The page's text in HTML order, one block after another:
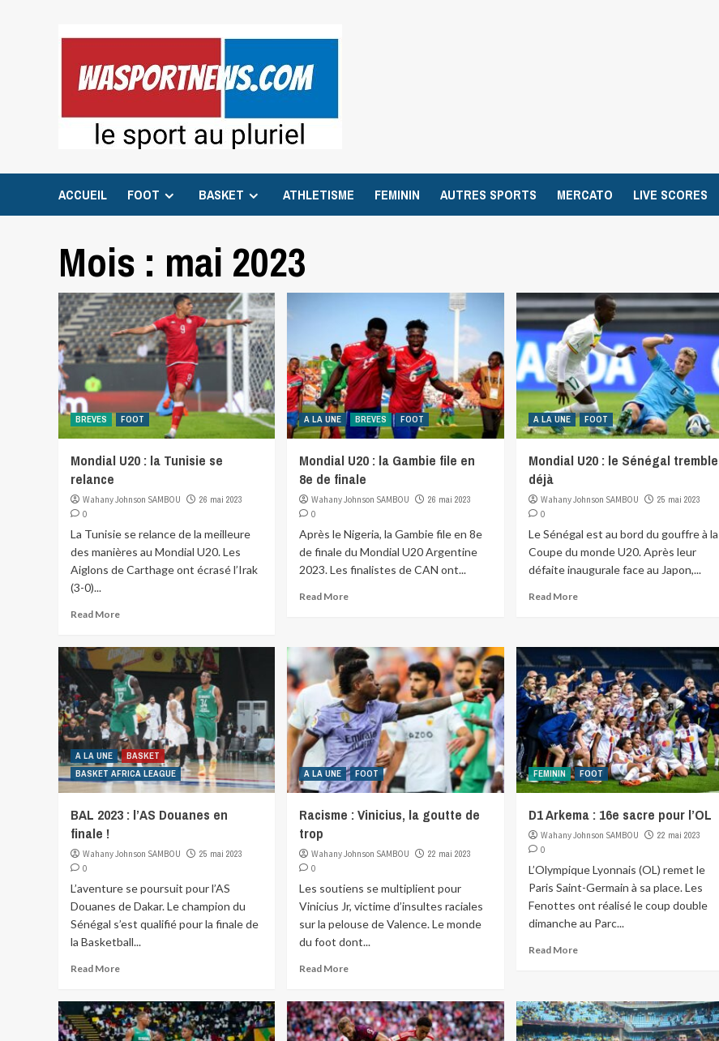
ACCUEIL FOOT BASKET ATHLETISME FEMININ AUTRES SPORTS MERCATO LIVE SCORES
Mois : mai 2023
BREVES FOOT
Mondial U20 : la Tunisie se
relance
Wahany Johnson SAMBOU
26 mai 2023
0
La Tunisie se relance de la meilleure
des manières au Mondial U20. Les
Aiglons de Carthage ont écrasé l’Irak
(3-0)...
Read More
A LA UNE BREVES FOOT
Mondial U20 : la Gambie file en
8e de finale
Wahany Johnson SAMBOU
26 mai 2023
0
Après le Nigeria, la Gambie file en 8e
de finale du Mondial U20 Argentine
2023. Les finalistes de CAN ont...
Read More
A LA UNE FOOT
Mondial U20 : le Sénégal tremble
déjà
Wahany Johnson SAMBOU
25 mai 2023
0
Le Sénégal est au bord du gouffre à la
Coupe du monde U20. Après leur
défaite inaugurale face au Japon,...
Read More
A LA UNE
BASKET
BASKET AFRICA LEAGUE
BAL 2023 : l’AS Douanes en
finale !
Wahany Johnson SAMBOU
25 mai 2023
0
L’aventure se poursuit pour l’AS
Douanes de Dakar. Le champion du
Sénégal s’est qualifié pour la finale de
la Basketball...
Read More
A LA UNE FOOT
Racisme : Vinicius, la goutte de
trop
Wahany Johnson SAMBOU
22 mai 2023
0
Les soutiens se multiplient pour
Vinicius Jr, victime d’insultes raciales
sur la pelouse de Valence. Le monde
du foot dont...
Read More
FEMININ FOOT
D1 Arkema : 16e sacre pour l’OL
Wahany Johnson SAMBOU
22 mai 2023
0
L’Olympique Lyonnais (OL) remet le
Paris Saint-Germain à sa place. Les
Fenottes ont réalisé le coup double
dimanche au Parc...
Read More